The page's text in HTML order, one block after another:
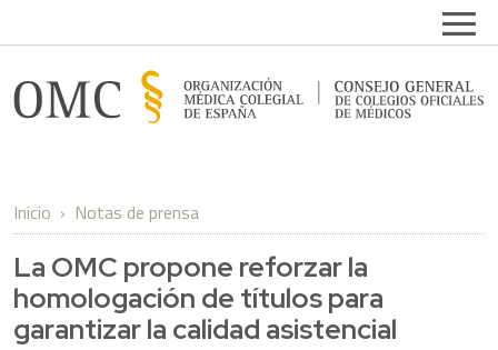
Inicio Notas de prensa
La OMC propone reforzar la
homologación de títulos para
garantizar la calidad asistencial